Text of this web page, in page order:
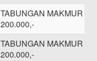
TABUNGAN MAKMUR
200.000,-
TABUNGAN MAKMUR
200.000,-